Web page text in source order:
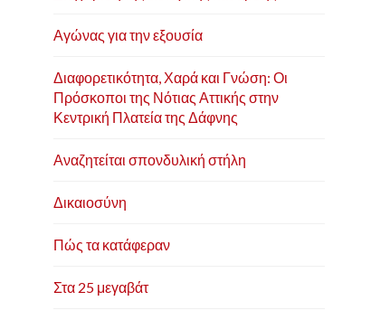
Αγώνας για την εξουσία
Διαφορετικότητα, Χαρά και Γνώση: Οι
Πρόσκοποι της Νότιας Αττικής στην
Κεντρική Πλατεία της Δάφνης
Αναζητείται σπονδυλική στήλη
Δικαιοσύνη
Πώς τα κατάφεραν
Στα 25 μεγαβάτ